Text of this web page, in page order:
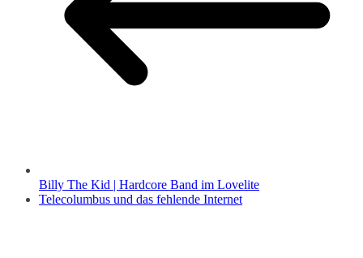
Billy The Kid | Hardcore Band im Lovelite
Telecolumbus und das fehlende Internet